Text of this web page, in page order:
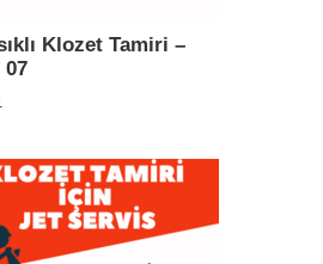
Klozet Tamiri –
07